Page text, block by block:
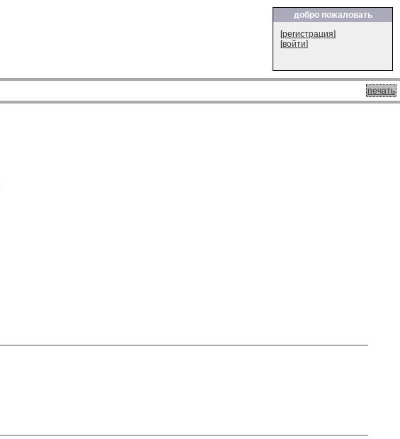
добро пожаловать
[регистрация]
[войти]
печать